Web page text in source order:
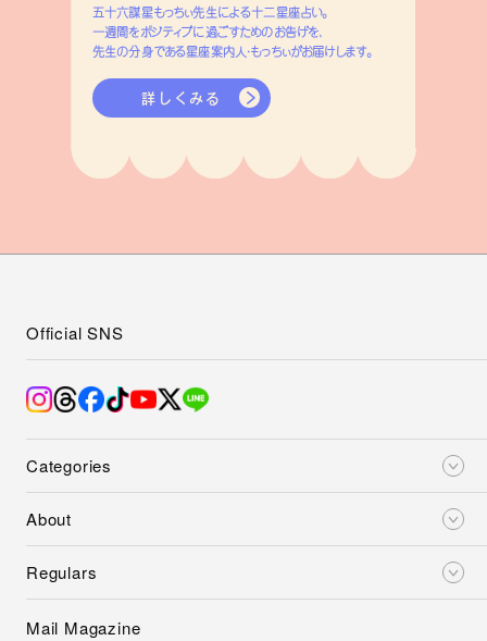
五十六謀星もっちぃ先生による十二星座占い。
一週間をポジティブに過ごすためのお告げを、
先生の分身である星座案内人・もっちぃがお届けします。
詳しくみる
Categories
About
Regulars
Official SNS
Mail Magazine